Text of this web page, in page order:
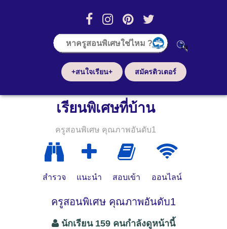
+สนใจเรียน+ สมัครติวเตอร์
เรียนพิเศษที่บ้าน
ครูสอนพิเศษ คุณภาพอันดับ1
สำรวจ แนะนำ สอบเข้า ออนไลน์
ครูสอนพิเศษ คุณภาพอันดับ1
นักเรียน 159 คนกำลังดูหน้านี้